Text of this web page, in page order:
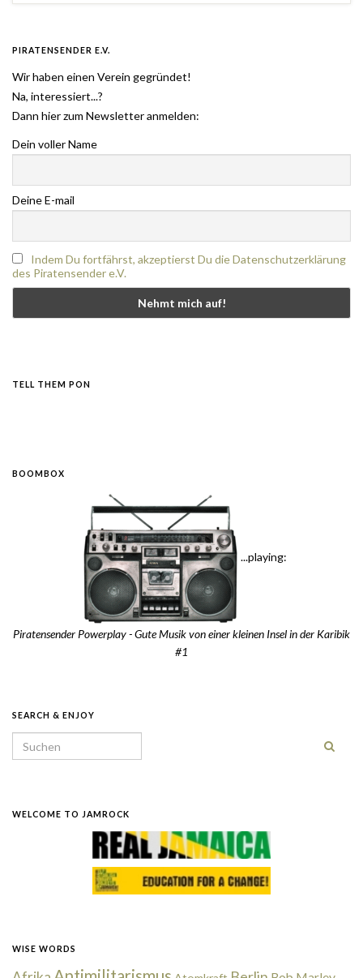
PIRATENSENDER E.V.
Wir haben einen Verein gegründet!
Na, interessiert...?
Dann hier zum Newsletter anmelden:
Dein voller Name
Deine E-mail
Indem Du fortfährst, akzeptierst Du die Datenschutzerklärung
des Piratensender e.V.
TELL THEM PON
BOOMBOX
...playing:
Piratensender Powerplay - Gute Musik von einer kleinen Insel in der Karibik
#1
SEARCH & ENJOY
Search for:
WELCOME TO JAMROCK
WISE WORDS